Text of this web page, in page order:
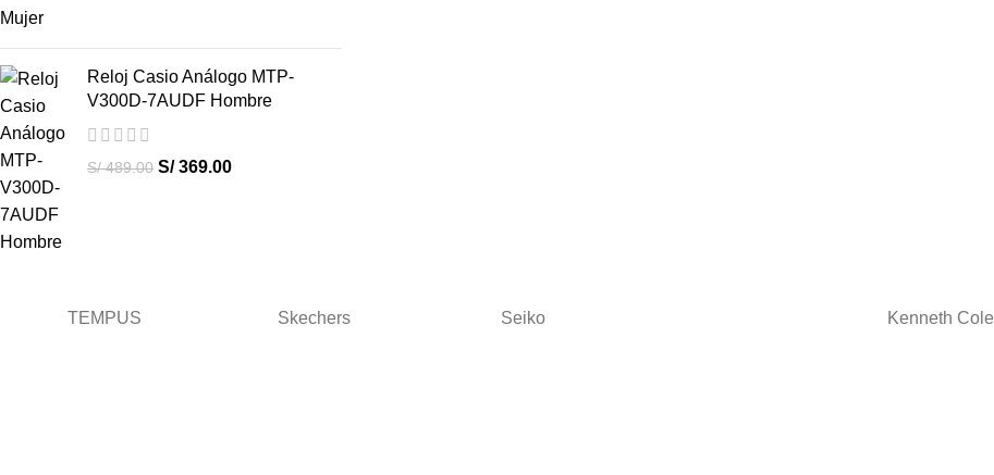
Reloj Casio Análogo MTP-
V300D-7AUDF Hombre
S/489.00 S/369.00
TEMPUS Skechers Seiko Kenneth Cole